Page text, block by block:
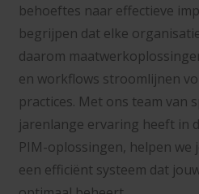
behoeftes naar effectieve
begrijpen dat elke
daarom
en workflows stroomlijnen
practices. Met ons team van
jarenlange ervaring heeft in
PIM-oplossingen, helpen we
een efficiënt systeem dat